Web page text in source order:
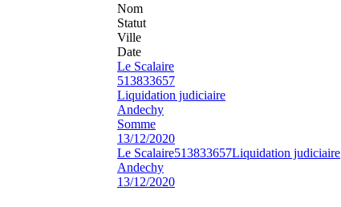
Nom
Statut
Ville
Date
Le Scalaire
513833657
Liquidation judiciaire
Andechy
Somme
13/12/2020
Le Scalaire513833657Liquidation judiciaire
Andechy
13/12/2020